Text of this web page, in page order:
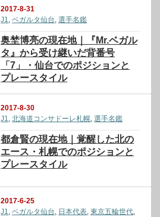
2017-8-31
J1
,ベガルタ仙台 ,選手名鑑
奥埜博亮の現在地｜『Mr.ベガル
タ』から受け継いだ背番号
「7」・仙台でのポジションと
プレースタイル
2017-8-30
J1
,北海道コンサドーレ札幌 ,選手名鑑
都倉賢の現在地｜覚醒した北の
エース・札幌でのポジションと
プレースタイル
2017-6-25
J1,ベガルタ仙台, 日本代表,東京五輪世代,